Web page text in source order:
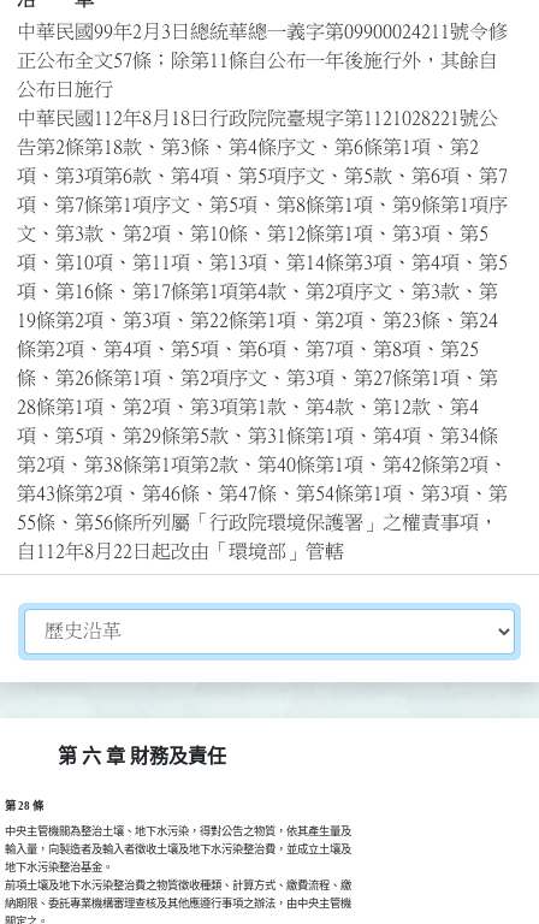
中華民國99年2月3日總統華總一義字第09900024211號令修
正公布全文57條；除第11條自公布一年後施行外，其餘自
公布日施行
中華民國112年8月18日行政院院臺規字第1121028221號公
告第2條第18款、第3條、第4條序文、第6條第1項、第2
項、第3項第6款、第4項、第5項序文、第5款、第6項、第7
項、第7條第1項序文、第5項、第8條第1項、第9條第1項序
文、第3款、第2項、第10條、第12條第1項、第3項、第5
項、第10項、第11項、第13項、第14條第3項、第4項、第5
項、第16條、第17條第1項第4款、第2項序文、第3款、第
19條第2項、第3項、第22條第1項、第2項、第23條、第24
條第2項、第4項、第5項、第6項、第7項、第8項、第25
條、第26條第1項、第2項序文、第3項、第27條第1項、第
28條第1項、第2項、第3項第1款、第4款、第12款、第4
項、第5項、第29條第5款、第31條第1項、第4項、第34條
第2項、第38條第1項第2款、第40條第1項、第42條第2項、
第43條第2項、第46條、第47條、第54條第1項、第3項、第
55條、第56條所列屬「行政院環境保護署」之權責事項，
自112年8月22日起改由「環境部」管轄
切換選擇法規資訊內容
第 六 章 財務及責任
第 28 條
中央主管機關為整治土壤、地下水污染，得對公告之物質，依其產生量及
輸入量，向製造者及輸入者徵收土壤及地下水污染整治費，並成立土壤及
地下水污染整治基金。
前項土壤及地下水污染整治費之物質徵收種類、計算方式、繳費流程、繳
納期限、委託專業機構審理查核及其他應遵行事項之辦法，由中央主管機
關定之。